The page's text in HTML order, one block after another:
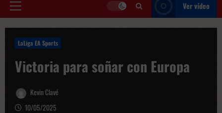
Menú
Ver vídeo
LaLiga EA Sports
Victoria para soñar con Europa
Kevin Clavé
10/05/2025